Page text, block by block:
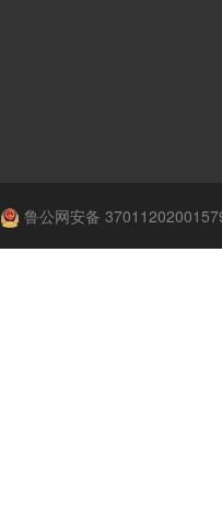
鲁公网安备